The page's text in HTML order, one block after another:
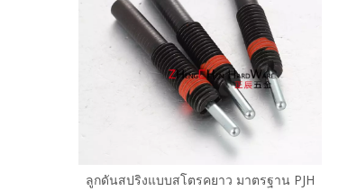
ลูกดันสปริงแบบสโตรคยาว มาตรฐาน PJH